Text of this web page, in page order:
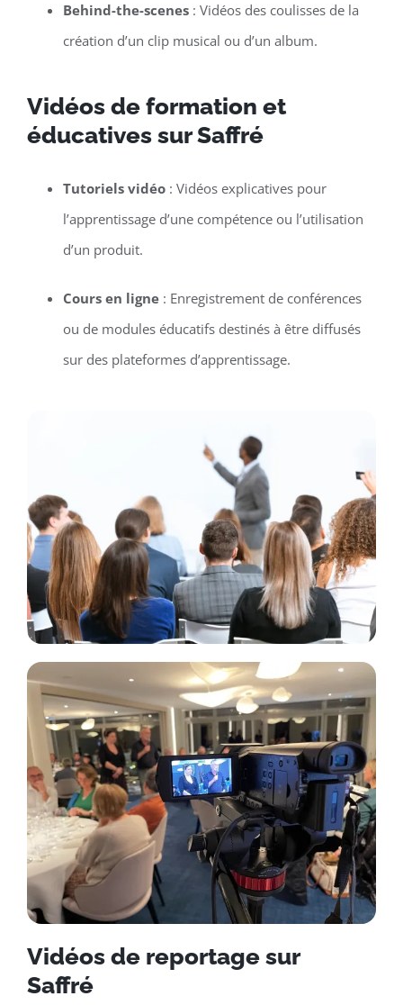
Behind-the-scenes: Vidéos des coulisses de la
création d’un clip musical ou d’un album.
Vidéos de formation et
éducatives sur Saffré
Tutoriels vidéo: Vidéos explicatives pour
l’apprentissage d’une compétence ou l’utilisation
d’un produit.
Cours en ligne: Enregistrement de conférences
ou de modules éducatifs destinés à être diffusés
sur des plateformes d’apprentissage.
Vidéos de reportage sur
Saffré